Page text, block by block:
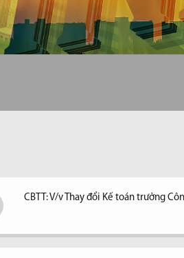
CBTT: V/v Thay đổi Kế toán trưởng